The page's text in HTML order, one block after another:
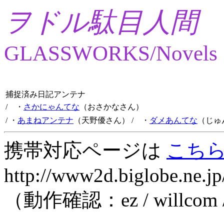
ヲドル駄目人間
GLASSWORKS/Novels
捕捉済み日記アンテナ
/ ・ さかにゃんてな （おさかなさん）
/ ・ あまねアンテナ （天野優さん） / ・ ダメあんてな （じ
携帯対応ページは こち
http://
（動作確認：ez /